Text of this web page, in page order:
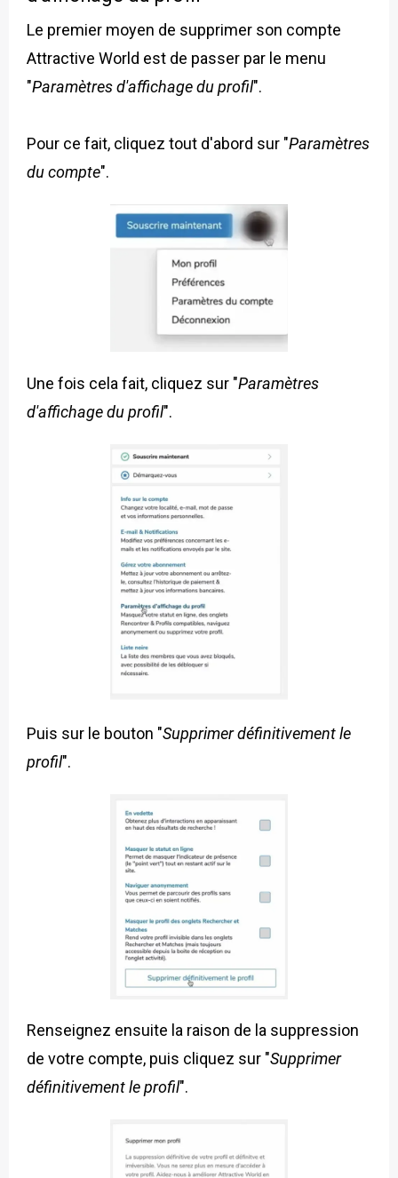
Le premier moyen de supprimer son compte
Attractive World est de passer par le menu
"Paramètres d'affichage du profil".
Pour ce fait, cliquez tout d'abord sur "Paramètres
du compte".
Une fois cela fait, cliquez sur "Paramètres
d'affichage du profil".
Puis sur le bouton "Supprimer définitivement le
profil".
Renseignez ensuite la raison de la suppression
de votre compte, puis cliquez sur "Supprimer
définitivement le profil".